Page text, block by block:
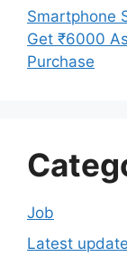
Smartphone
Get ₹6000
Purchase
Job
Latest update